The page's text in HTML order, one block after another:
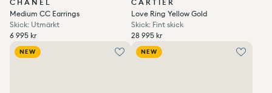
CHANEL
Medium CC Earrings
Skick: Utmärkt
Ordinarie pris
6 995 kr
Ordinarie pris
Reapris
6 995 kr
CARTIER
Love Ring Yellow Gold
Skick: Fint skick
Ordinarie pris
28 995 kr
Ordinarie pris
Reapris
28 995 kr
NEW NEW